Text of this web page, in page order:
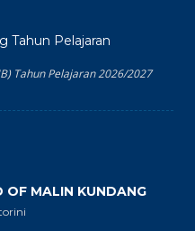
Tahun Pelajaran
Tahun Pelajaran 2026/2027
OF MALIN KUNDANG